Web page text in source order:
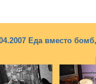
Еда вместо